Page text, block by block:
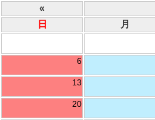
«
日
月
6
13
20